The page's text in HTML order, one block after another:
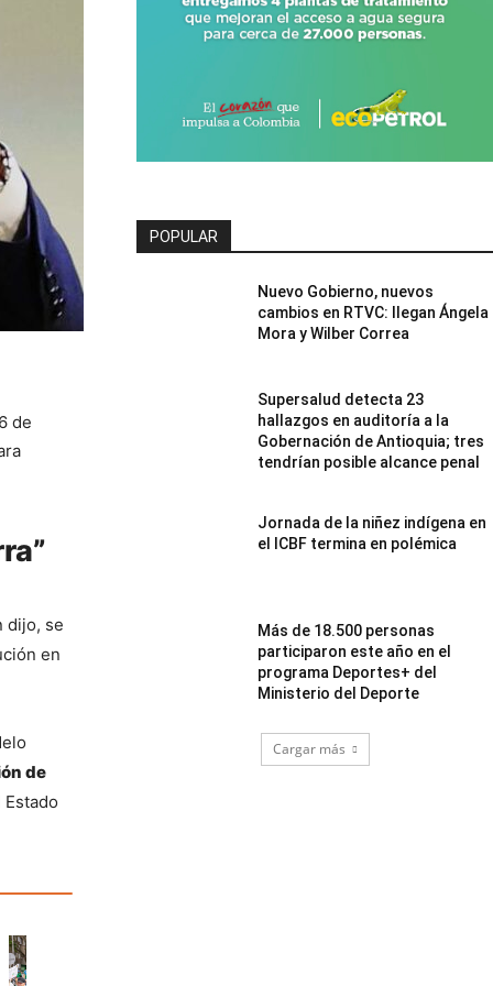
de
dijo, se
en
de
POPULAR
Nuevo Gobierno, nuevos
cambios en RTVC: llegan Ángela
Mora y Wilber Correa
Supersalud detecta 23
hallazgos en auditoría a la
Gobernación de Antioquia; tres
tendrían posible alcance penal
Jornada de la niñez indígena en
el ICBF termina en polémica
Más de 18.500 personas
participaron este año en el
programa Deportes+ del
Ministerio del Deporte
Cargar más